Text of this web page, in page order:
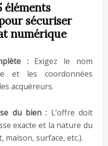
éléments
sécuriser
numérique
:Exigez le nom
et les coordonnées
acquéreurs.
du bien : L’offre doit
exacte et la nature du
maison, surface, etc.).